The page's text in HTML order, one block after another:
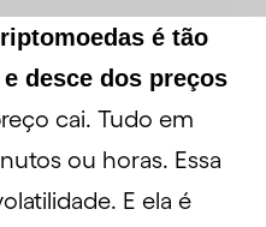
é tão
desce dos preços
cai. Tudo em
ou horas. Essa
E ela é